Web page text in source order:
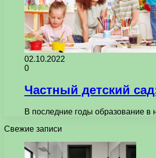
02.10.2022
0
Частный детский
В последние годы образование
Свежие записи